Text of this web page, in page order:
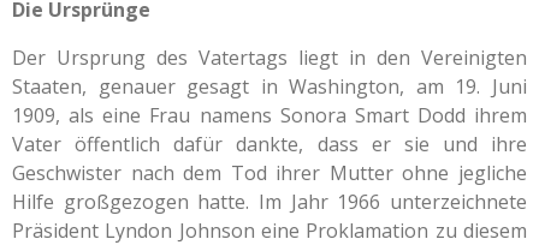
Die Ursprünge
Der Ursprung des Vatertags liegt in den Vereinigten
Staaten, genauer gesagt in Washington, am 19. Juni
1909, als eine Frau namens Sonora Smart Dodd ihrem
Vater öffentlich dafür dankte, dass er sie und ihre
Geschwister nach dem Tod ihrer Mutter ohne jegliche
Hilfe großgezogen hatte. Im Jahr 1966 unterzeichnete
Präsident Lyndon Johnson eine Proklamation zu diesem